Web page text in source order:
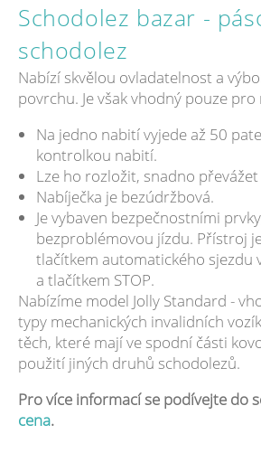
Schodolez bazar -
schodolez
Nabízí skvělou ovladatelnost a
povrchu. Je však vhodný pouze
Na jedno nabití vyjede až 50
kontrolkou nabití.
Lze ho rozložit, snadno
Nabíječka je bezúdržbová.
Je vybaven bezpečnostními
bezproblémovou jízdu. Přístroj
tlačítkem automatického sjezdu
a tlačítkem STOP.
Nabízíme model Jolly Standard -
typy mechanických invalidních
těch, které mají ve spodní části
použití jiných druhů schodolezů.
Pro více informací se podívejte do
cena.